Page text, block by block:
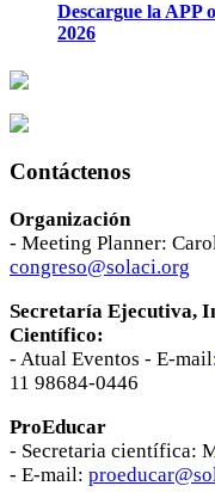
Descargue la
2026
Contáctenos
Organización
- Meeting Planner:
congreso@solaci.org
Secretaría Ejecutiva,
Científico:
- Atual Eventos - E-
11 98684-0446
ProEducar
- Secretaria científica:
- E-mail: